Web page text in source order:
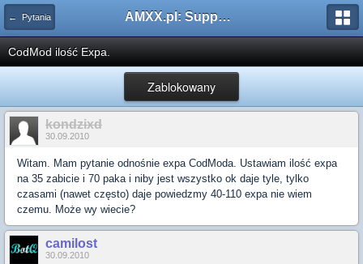
← Pytania AMXX.pl: Support AMX Mod X i SourceMod
CodMod ilość Expa.
Zablokowany
kondzixd
30.09.2010
Witam. Mam pytanie odnośnie expa CodModa. Ustawiam ilość expa
na 35 zabicie i 70 paka i niby jest wszystko ok daje tyle, tylko
czasami (nawet często) daje powiedzmy 40-110 expa nie wiem
czemu. Może wy wiecie?
camilost
30.09.2010